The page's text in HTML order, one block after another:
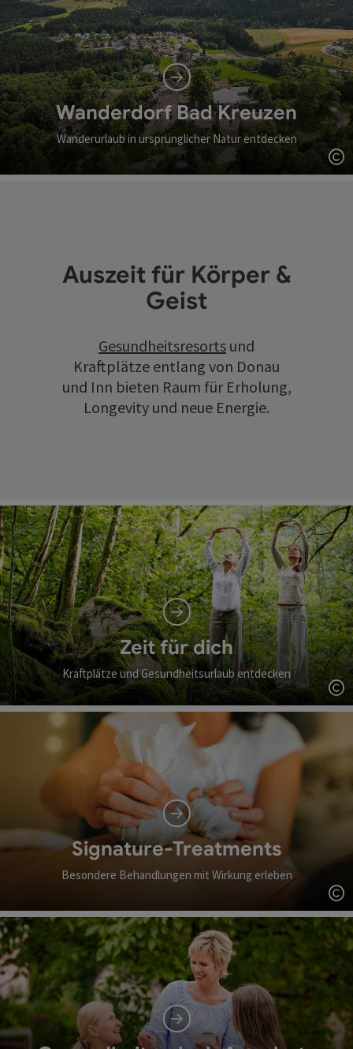
Wanderdorf Bad Kreuzen
Wanderurlaub in ursprünglicher Natur entdecken
Auszeit für Körper &
Geist
Gesundheitsresorts und
Kraftplätze entlang von Donau
und Inn bieten Raum für Erholung,
Longevity und neue Energie.
Zeit für dich
Kraftplätze und Gesundheitsurlaub entdecken
Signature-Treatments
Besondere Behandlungen mit Wirkung erleben